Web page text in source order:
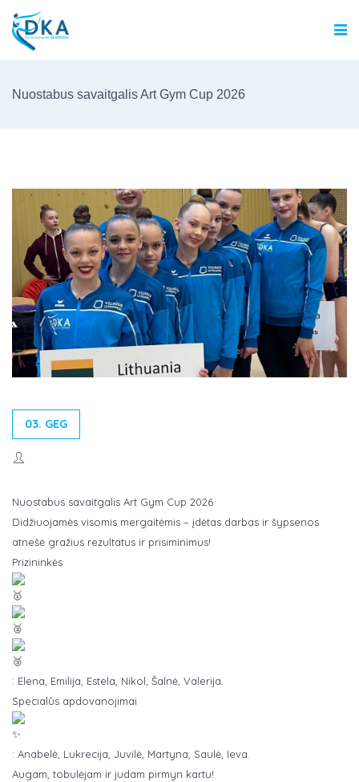
Nuostabus savaitgalis Art Gym Cup 2026
03. GEG
Nuostabus savaitgalis Art Gym Cup 2026
Didžiuojamės visomis mergaitėmis – įdėtas darbas ir šypsenos
atnešė gražius rezultatus ir prisiminimus!
Prizininkės
: Elena, Emilija, Estela, Nikol, Šalnė, Valerija.
Specialūs apdovanojimai
: Anabelė, Lukrecija, Juvilė, Martyna, Saulė, Ieva.
Augam, tobulėjam ir judam pirmyn kartu!